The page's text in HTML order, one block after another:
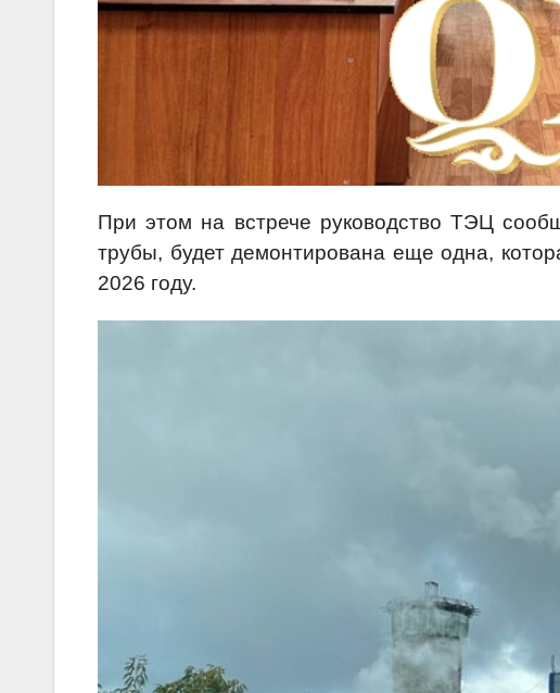
При этом на встрече руководство ТЭЦ
трубы, будет демонтирована еще одна,
2026 году.